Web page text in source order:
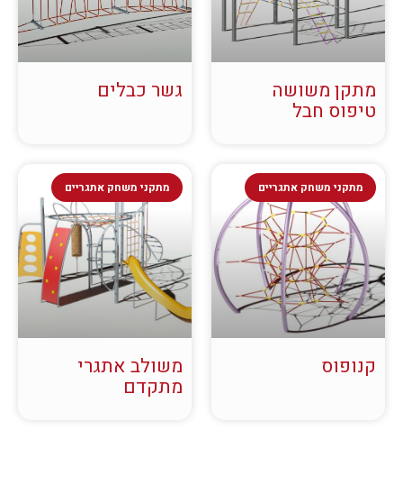
מתקן משושה
טיפוס חבל
גשר כבלים
מתקני משחק אתגריים
קנופוס
מתקני משחק אתגריים
משולב אתגרי
מתקדם